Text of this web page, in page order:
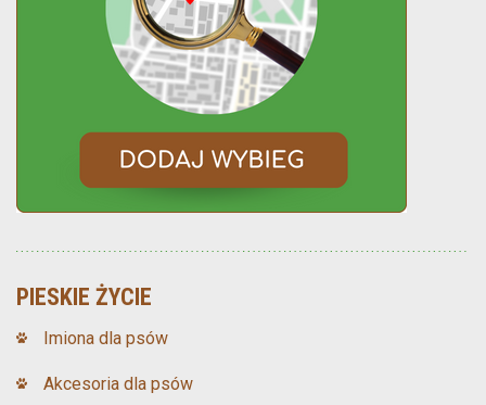
PIESKIE ŻYCIE
Imiona dla psów
Akcesoria dla psów